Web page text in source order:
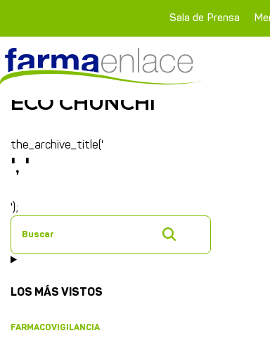
Sala de Prensa
ECO CHUNCHI
the_archive_title('
', '
');
Buscar
LOS MÁS VISTOS
FARMACOVIGILANCIA